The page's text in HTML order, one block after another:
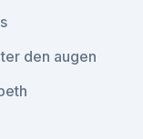
den augen